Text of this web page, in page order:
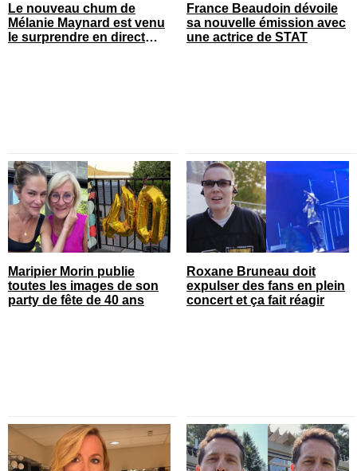
Le nouveau chum de
Mélanie Maynard est venu
le surprendre en direct
France Beaudoin dévoile
sa nouvelle émission avec
une actrice de STAT
Maripier Morin publie
toutes les images de son
party de fête de 40 ans
Roxane Bruneau doit
expulser des fans en plein
concert et ça fait réagir